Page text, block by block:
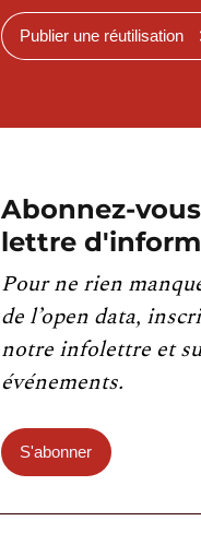
Publier une réutilisation
Abonnez-
lettre
Pour ne rien
de l’open data,
notre infolettre et
événements.
S'abonner